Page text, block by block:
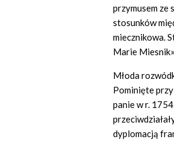
przymusem ze
stosunków
miecznikowa.
Marie
Młoda
Pominięte
panie w r.
dyplomacją